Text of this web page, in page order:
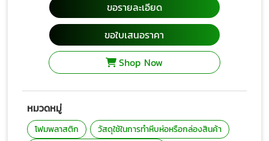
ขอรายละเอียด
ขอใบเสนอราคา
Shop Now
หมวดหมู่
โฟมพลาสติก
วัสดุใช้ในการทำหีบห่อหรือกล่องสินค้า